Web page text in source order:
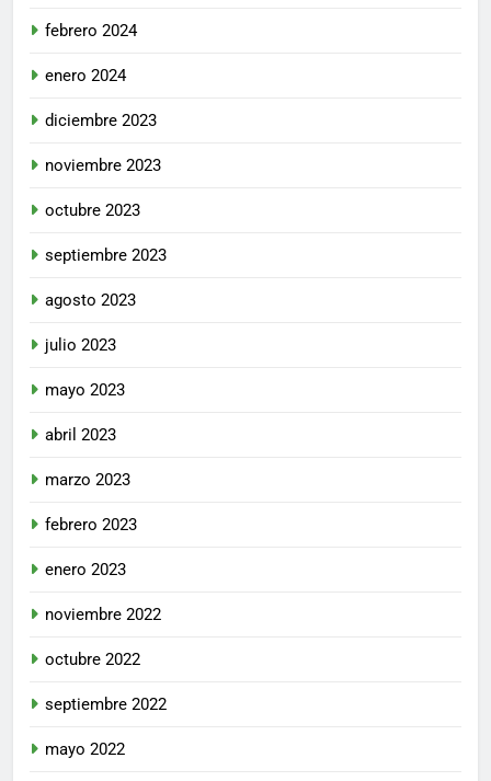
febrero 2024
enero 2024
diciembre 2023
noviembre 2023
octubre 2023
septiembre 2023
agosto 2023
julio 2023
mayo 2023
abril 2023
marzo 2023
febrero 2023
enero 2023
noviembre 2022
octubre 2022
septiembre 2022
mayo 2022